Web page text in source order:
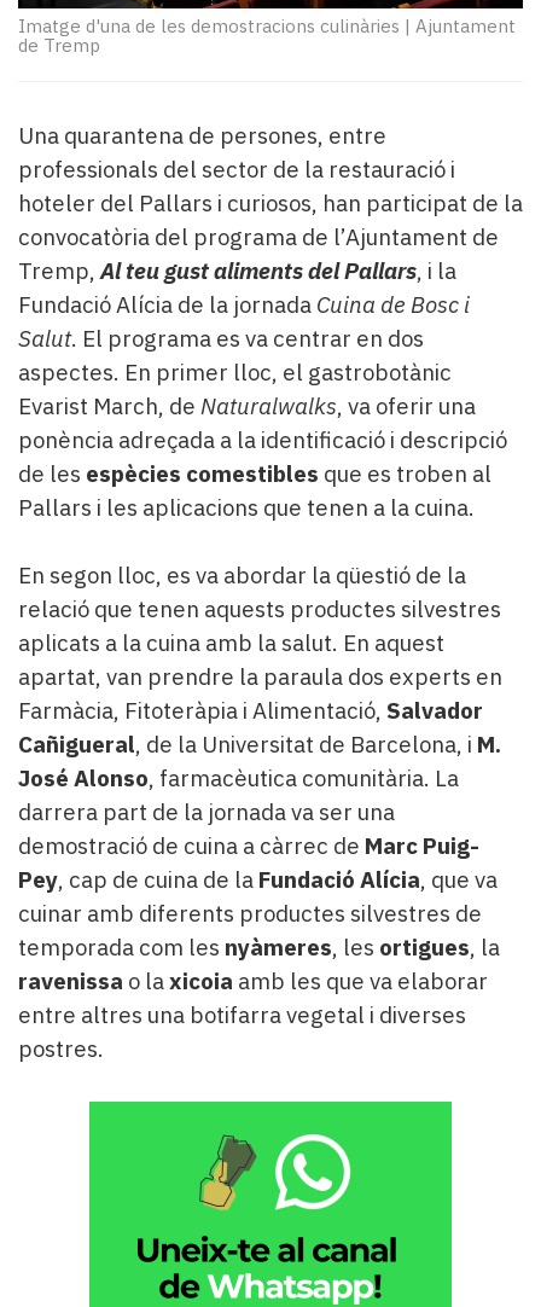
Subscriptors
La
newsletter
Contingut
patrocinat
Lo
més
Editorial
Imatge d'una de les demostracions culinàries | Ajuntament
de Tremp
Una quarantena de persones, entre
professionals del sector de la restauració i
hoteler del Pallars i curiosos, han participat de la
convocatòria del programa de l’Ajuntament de
Tremp,Al teu gust aliments del Pallars, i la
Fundació Alícia de la jornada Cuina de Bosc i
Salut. El programa es va centrar en dos
aspectes. En primer lloc, el gastrobotànic
Evarist March, de Naturalwalks, va oferir una
ponència adreçada a la identificació i descripció
de les espècies comestibles que es troben al
Pallars i les aplicacions que tenen a la cuina.
En segon lloc, es va abordar la qüestió de la
relació que tenen aquests productes silvestres
aplicats a la cuina amb la salut. En aquest
apartat, van prendre la paraula dos experts en
Farmàcia, Fitoteràpia i Alimentació, Salvador
Cañigueral, de la Universitat de Barcelona, i M.
José Alonso, farmacèutica comunitària. La
darrera part de la jornada va ser una
demostració de cuina a càrrec de Marc Puig-
Pey, cap de cuina de la Fundació Alícia, que va
cuinar amb diferents productes silvestres de
temporada com les nyàmeres, les ortigues, la
ravenissa o laxicoia amb les que va elaborar
entre altres una botifarra vegetal i diverses
postres.